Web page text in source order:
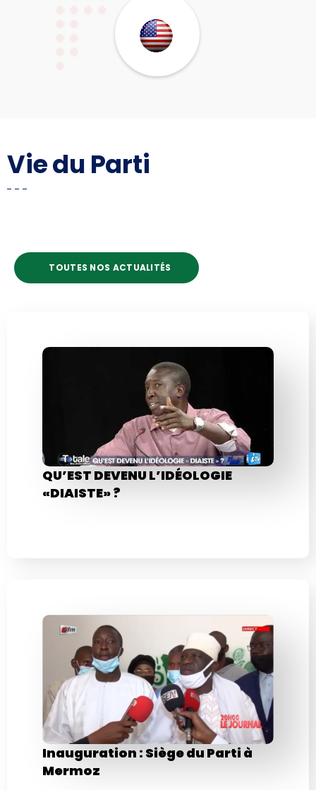
Vie du Parti
TOUTES NOS ACTUALITÉS
QU’EST DEVENU L’IDÉOLOGIE
«DIAISTE» ?
Inauguration : Siège du Parti à
Mermoz